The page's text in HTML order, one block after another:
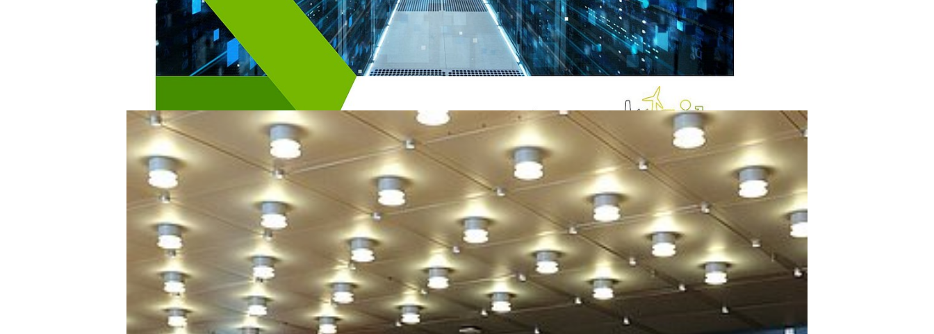
gewinnt der Aspekt der Nachhaltigkeit immer weiter an Bedeutung und somit die
Zertifizierungsmöglichkeiten von Grünstrom. Das Factsheet bietet Interessierenden einen Überblick
über die Möglichkeiten via PPAs Grünstrom für Rechenzentren zu beziehen.